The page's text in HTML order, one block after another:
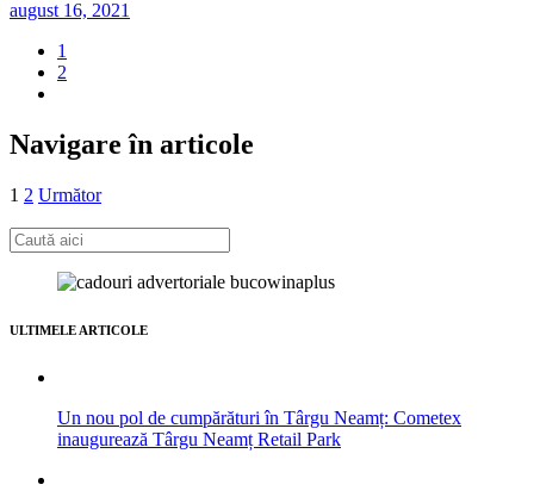
august 16, 2021
1
2
Navigare în articole
1 2 Următor
ULTIMELE ARTICOLE
Un nou pol de cumpărături în Târgu Neamț: Cometex
inaugurează Târgu Neamț Retail Park